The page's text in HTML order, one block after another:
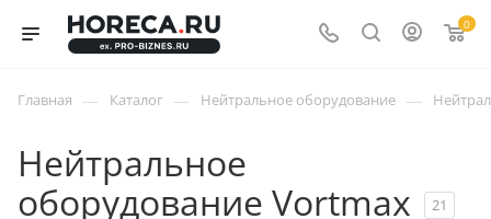
0
Главная — Каталог — Нейтральное оборудование —
Нейтральное
оборудование Vortmax
21